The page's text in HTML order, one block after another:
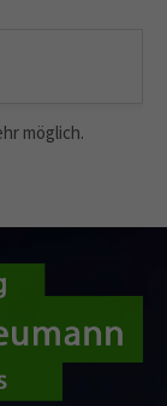
möglich.